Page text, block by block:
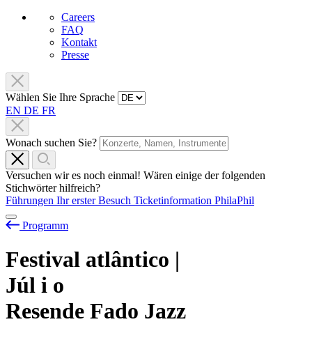
Careers
FAQ
Kontakt
Presse
Wählen Sie Ihre Sprache
EN DE FR
Wonach suchen Sie?
Versuchen wir es noch einmal! Wären einige der folgenden
Stichwörter hilfreich?
Führungen Ihr erster Besuch Ticketinformation PhilaPhil
Programm
Festival atlântico |
Júl i o
Resende Fado Jazz